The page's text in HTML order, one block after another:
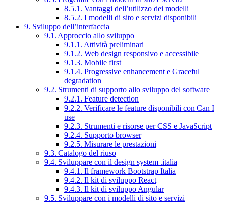
8.5.1. Vantaggi dell’utilizzo dei modelli
8.5.2. I modelli di sito e servizi disponibili
9. Sviluppo dell’interfaccia
9.1. Approccio allo sviluppo
9.1.1. Attività preliminari
9.1.2. Web design responsivo e accessibile
9.1.3. Mobile first
9.1.4. Progressive enhancement e Graceful
degradation
9.2. Strumenti di supporto allo sviluppo del software
9.2.1. Feature detection
9.2.2. Verificare le feature disponibili con Can I
use
9.2.3. Strumenti e risorse per CSS e JavaScript
9.2.4. Supporto browser
9.2.5. Misurare le prestazioni
9.3. Catalogo del riuso
9.4. Sviluppare con il design system .italia
9.4.1. Il framework Bootstrap Italia
9.4.2. Il kit di sviluppo React
9.4.3. Il kit di sviluppo Angular
9.5. Sviluppare con i modelli di sito e servizi